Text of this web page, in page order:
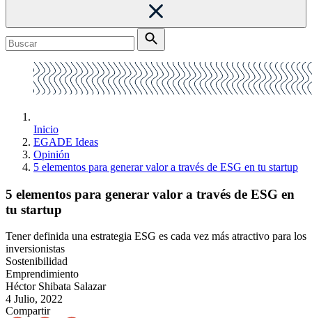
Inicio
EGADE Ideas
Opinión
5 elementos para generar valor a través de ESG en tu startup
5 elementos para generar valor a través de ESG en
tu startup
Tener definida una estrategia ESG es cada vez más atractivo para los
inversionistas
Sostenibilidad
Emprendimiento
Héctor Shibata Salazar
4 Julio, 2022
Compartir